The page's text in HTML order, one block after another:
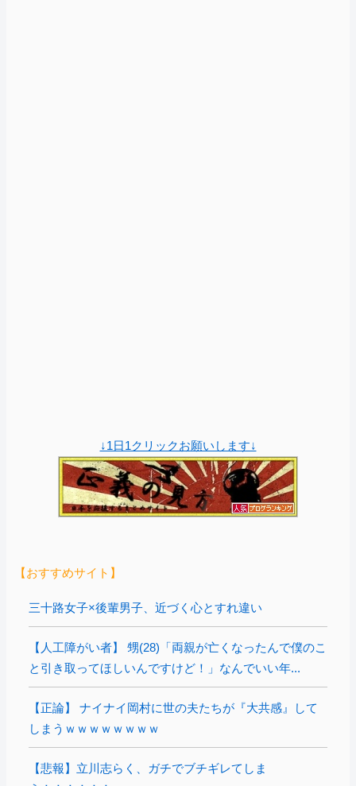
↓1日1クリックお願いします↓
【おすすめサイト】
三十路女子×後輩男子、近づく心とすれ違い
【人工障がい者】 甥(28)「両親が亡くなったんで僕のこ
と引き取ってほしいんですけど！」なんでいい年...
【正論】 ナイナイ岡村に世の夫たちが『大共感』して
しまうｗｗｗｗｗｗｗｗ
【悲報】立川志らく、ガチでブチギレてしま